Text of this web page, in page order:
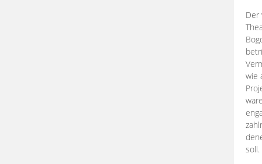
Der
wie
zahlr
soll.